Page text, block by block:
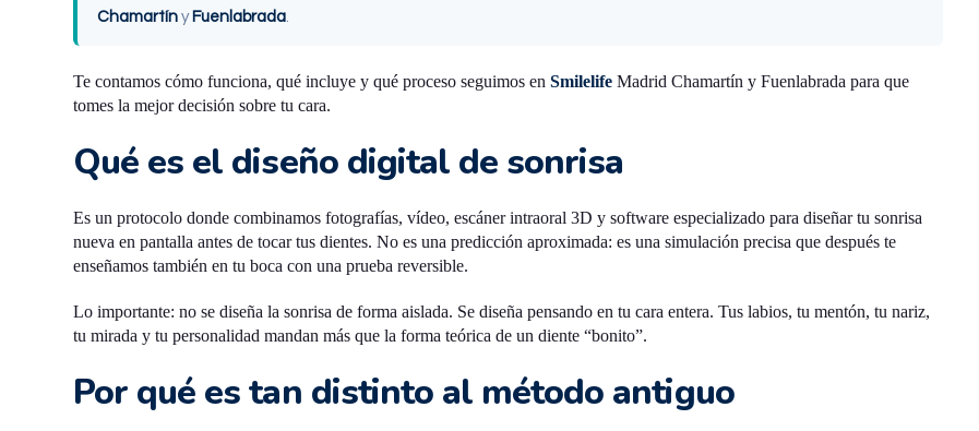
Chamartín y Fuenlabrada.
Te contamos cómo funciona, qué incluye y qué proceso seguimos en Smilelife Madrid Chamartín y Fuenlabrada para que
tomes la mejor decisión sobre tu cara.
Qué es el diseño digital de sonrisa
Es un protocolo donde combinamos fotografías, vídeo, escáner intraoral 3D y software especializado para diseñar tu sonrisa
nueva en pantalla antes de tocar tus dientes. No es una predicción aproximada: es una simulación precisa que después te
enseñamos también en tu boca con una prueba reversible.
Lo importante: no se diseña la sonrisa de forma aislada. Se diseña pensando en tu cara entera. Tus labios, tu mentón, tu nariz,
tu mirada y tu personalidad mandan más que la forma teórica de un diente “bonito”.
Por qué es tan distinto al método antiguo